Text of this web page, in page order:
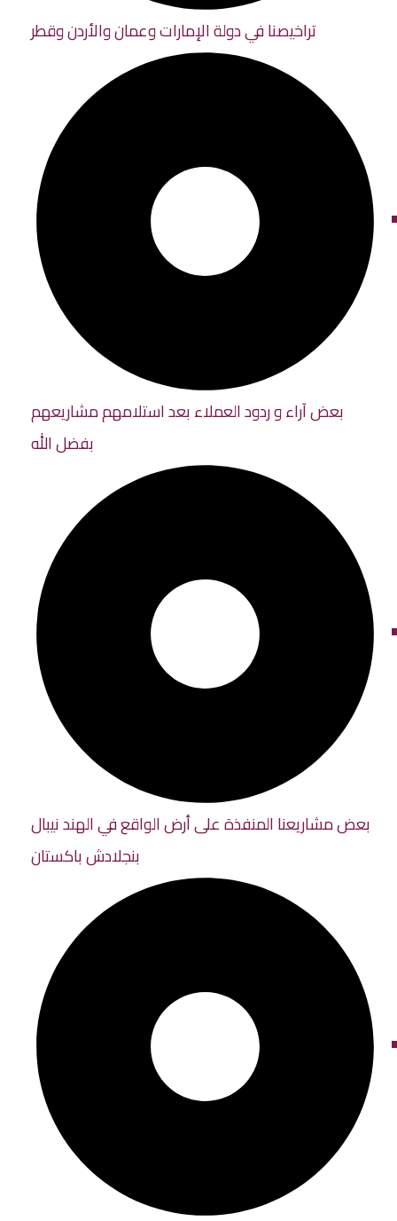
تراخيصنا في دولة الإمارات وعمان والأردن وقطر
بعض آراء و ردود العملاء بعد استلامهم مشاريعهم
بفضل الله
بعض مشاريعنا المنفذة على أرض الواقع في الهند نيبال
بنجلادش باكستان